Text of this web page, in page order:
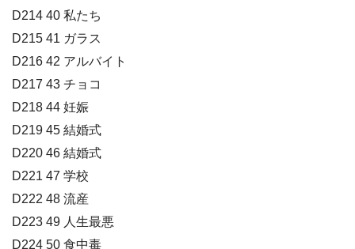
D214 40 私たち
D215 41 ガラス
D216 42 アルバイト
D217 43 チョコ
D218 44 妊娠
D219 45 結婚式
D220 46 結婚式
D221 47 学校
D222 48 流産
D223 49 人生最悪
D224 50 食中毒